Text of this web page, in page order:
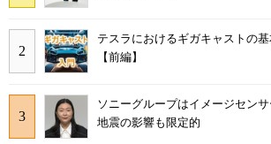
テスラにおけるギガキャストの
【前編】
ソニーグループはイメージセン
地震の影響も限定的